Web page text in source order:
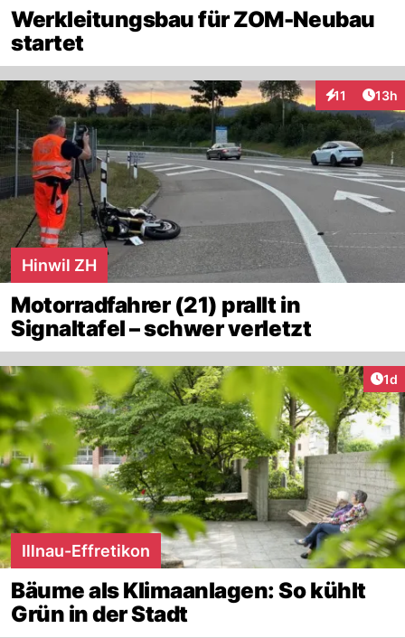
Werkleitungsbau für ZOM-Neubau
startet
11
Interaktionen
13h
Hinwil ZH
Motorradfahrer (21) prallt in
Signaltafel – schwer verletzt
1d
Illnau-Effretikon
Bäume als Klimaanlagen: So kühlt
Grün in der Stadt